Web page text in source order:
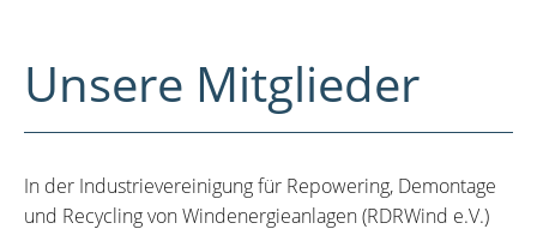
Unsere Mitglieder
In der Industrievereinigung für Repowering, Demontage
und Recycling von Windenergieanlagen (RDRWind e.V.)